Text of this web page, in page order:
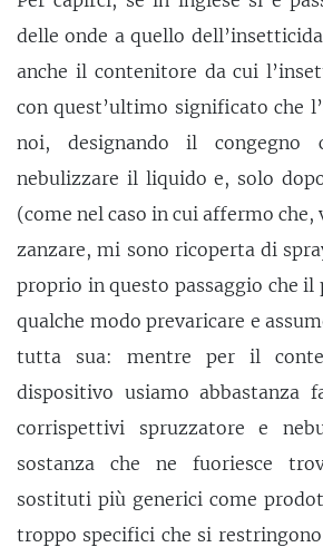
delle onde a quello
anche il contenitore da cui
con quest’ultimo significato che
noi, designando il congegno
nebulizzare il liquido e, solo
(come nel caso in cui affermo che,
zanzare, mi sono ricoperta di
proprio in questo passaggio che
qualche modo prevaricare e
tutta sua: mentre per il
dispositivo usiamo abbastanza
corrispettivi spruzzatore e
sostanza che ne fuoriesce
sostituti più generici come
troppo specifici che si